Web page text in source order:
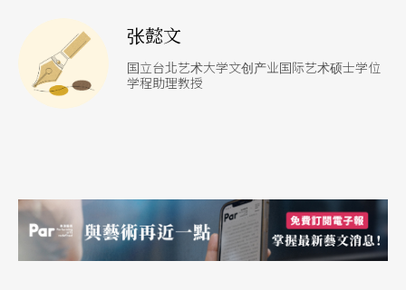
自我追寻的冲击？
安娜琪舞蹈剧场编舞家谢杰桦的作品
（First Body）」的「纯人类」身体，透过开车、使
用手机等新技术的方式，逐渐将观念、知识与经验
累积，将受科技影响的身体重新形塑成为「第二身
张懿文
国立台北艺术大学文创产业国际艺术硕士学位
学程助理教授